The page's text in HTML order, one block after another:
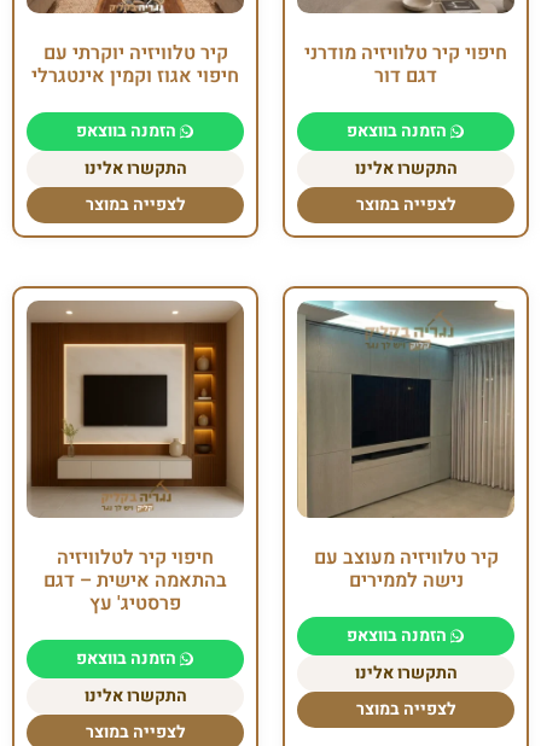
חיפוי קיר טלוויזיה מודרני
דגם דור
הזמנה בווצאפ
התקשרו אלינו
לצפייה במוצר
קיר טלוויזיה יוקרתי עם
חיפוי אגוז וקמין אינטגרלי
הזמנה בווצאפ
התקשרו אלינו
לצפייה במוצר
קיר טלוויזיה מעוצב עם
נישה לממירים
הזמנה בווצאפ
התקשרו אלינו
לצפייה במוצר
חיפוי קיר לטלוויזיה
בהתאמה אישית – דגם
פרסטיג' עץ
הזמנה בווצאפ
התקשרו אלינו
לצפייה במוצר